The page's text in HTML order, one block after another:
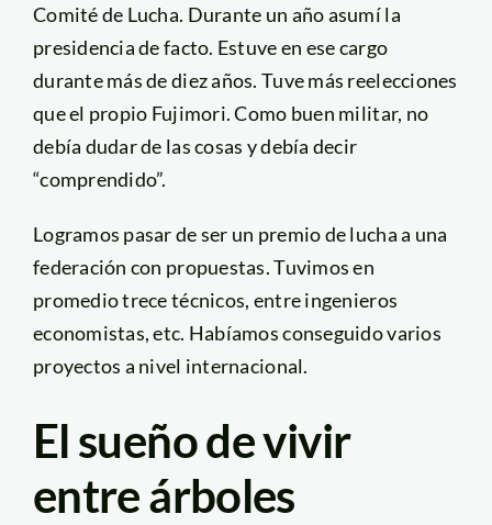
Comité de Lucha. Durante un año asumí la
presidencia de facto. Estuve en ese cargo
durante más de diez años. Tuve más reelecciones
que el propio Fujimori. Como buen militar, no
debía dudar de las cosas y debía decir
“comprendido”.
Logramos pasar de ser un premio de lucha a una
federación con propuestas. Tuvimos en
promedio trece técnicos, entre ingenieros
economistas, etc. Habíamos conseguido varios
proyectos a nivel internacional.
El sueño de vivir
entre árboles